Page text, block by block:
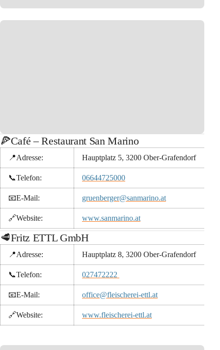
🍕Café – Restaurant San Marino
📍Adresse: Hauptplatz 5, 3200 Ober-Grafendorf
📞Telefon: 06644725000
📧E-Mail: gruenberger@sanmarino.at
🔗Website: www.sanmarino.at
🥩Fritz ETTL GmbH
📍Adresse: Hauptplatz 8, 3200 Ober-Grafendorf
📞Telefon: 027472222
📧E-Mail: office@fleischerei-ettl.at
🔗Website: www.fleischerei-ettl.at